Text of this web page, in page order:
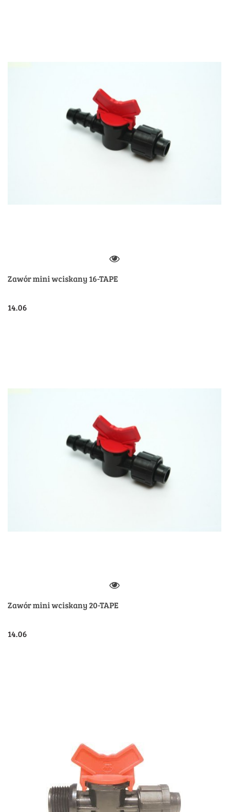
Zawór mini wciskany 16-TAPE
14.06
Zawór mini wciskany 20-TAPE
14.06